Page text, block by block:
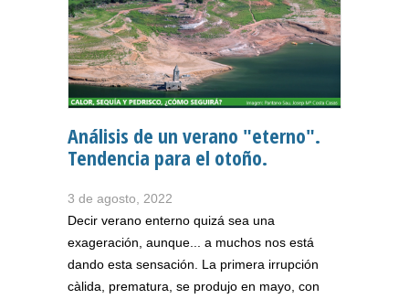
Análisis de un verano "eterno".
Tendencia para el otoño.
3 de agosto, 2022
Decir verano enterno quizá sea una
exageración, aunque... a muchos nos está
dando esta sensación. La primera irrupción
càlida, prematura, se produjo en mayo, con